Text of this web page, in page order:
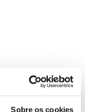
Sobre os cookies